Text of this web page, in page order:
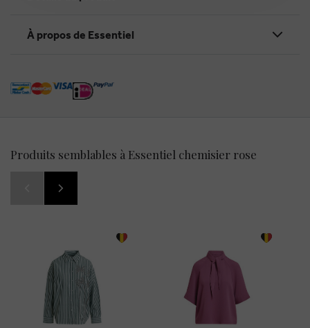
À propos de Essentiel
Produits semblables à Essentiel chemisier rose